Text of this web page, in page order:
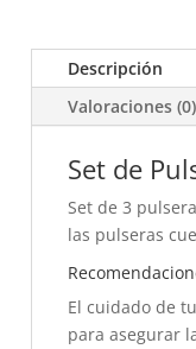
Descripción
Valoraciones (0)
Set de
Set de 3
las pulseras
El cuidado de
para asegurar